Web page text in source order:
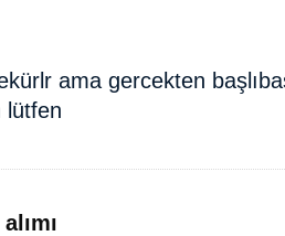
ama gercekten
lütfen